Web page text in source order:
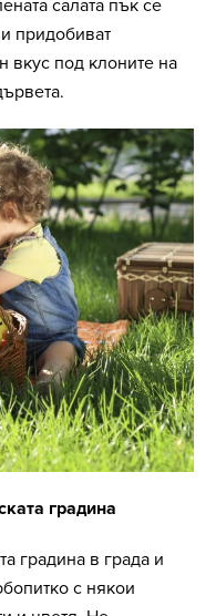
салата пък се
придобиват
под клоните на
градина
градина в града и
с някои